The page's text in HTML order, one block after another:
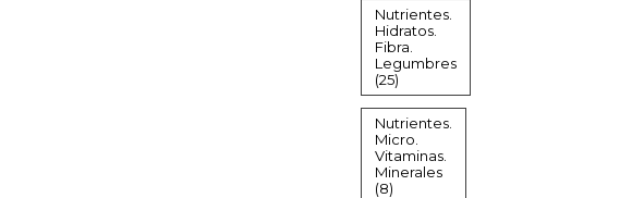
Nutrientes.
Hidratos.
Fibra.
Legumbres
(25)
Nutrientes.
Micro.
Vitaminas.
Minerales
(8)